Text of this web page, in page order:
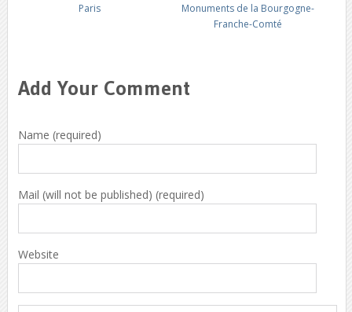
Paris
Monuments de la Bourgogne-
Franche-Comté
Add Your Comment
Name (required)
Mail (will not be published) (required)
Website